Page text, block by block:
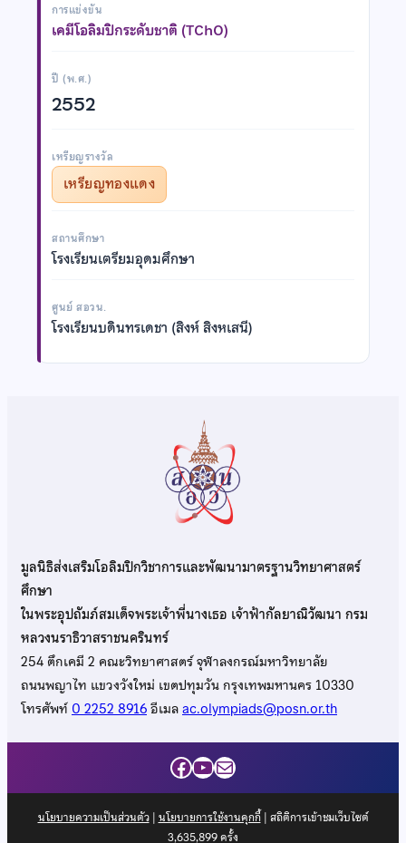
การแข่งขัน
เคมีโอลิมปิกระดับชาติ (TChO)
ปี (พ.ศ.)
2552
เหรียญรางวัล
เหรียญทองแดง
สถานศึกษา
โรงเรียนเตรียมอุดมศึกษา
ศูนย์ สอวน.
โรงเรียนบดินทรเดชา (สิงห์ สิงหเสนี)
มูลนิธิส่งเสริมโอลิมปิกวิชาการและพัฒนามาตรฐานวิทยาศาสตร์
ศึกษา
ในพระอุปถัมภ์สมเด็จพระเจ้าพี่นางเธอ เจ้าฟ้ากัลยาณิวัฒนา กรม
หลวงนราธิวาสราชนครินทร์
254 ตึกเคมี 2 คณะวิทยาศาสตร์ จุฬาลงกรณ์มหาวิทยาลัย
ถนนพญาไท แขวงวังใหม่ เขตปทุมวัน กรุงเทพมหานคร 10330
โทรศัพท์0 2252 8916อีเมลac.olympiads@posn.or.th
Facebook
YouTube
Mail
นโยบายความเป็นส่วนตัว| นโยบายการใช้งานคุกกี้| สถิติการเข้าชมเว็บไซต์
3,635,899ครั้ง